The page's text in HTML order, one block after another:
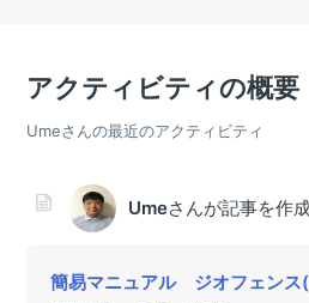
アクティビティの概要
Umeさんの最近のアクティビティ
Umeさんが記事を作
簡易マニュアル ジオフェンス